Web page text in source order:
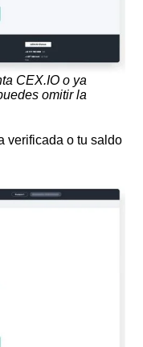
CEX.IO o ya
omitir la
verificada o tu saldo